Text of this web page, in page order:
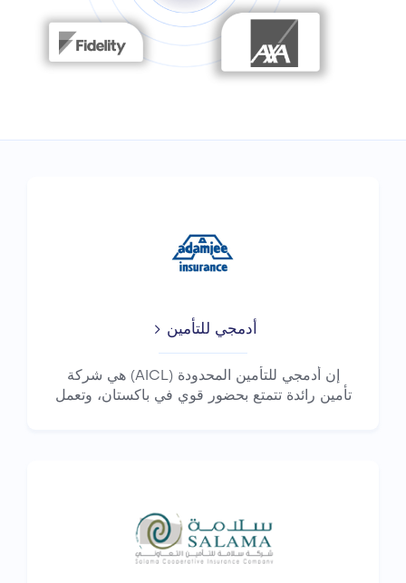
أدمجي للتأمين
إن أدمجي للتأمين المحدودة (AICL) هي شركة
تأمين رائدة تتمتع بحضور قوي في باكستان، وتعمل